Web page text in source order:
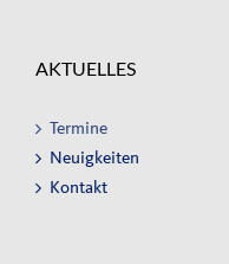
AKTUELLES
Termine
Neuigkeiten
Kontakt